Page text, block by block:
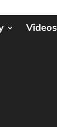
Videos